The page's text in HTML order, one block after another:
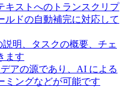
キストへのトランスクリプ
ルドの自動補完に対応して
明、タスクの概要、チェ
ます
アの源であり、AI による
ミングなどが可能です